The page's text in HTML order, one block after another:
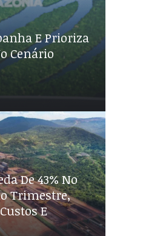
E Prioriza
Cenário
De 43% No
Trimestre,
E